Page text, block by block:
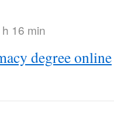
16 min
degree online